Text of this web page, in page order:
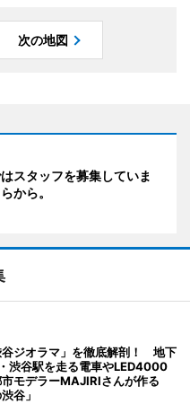
次の地図
スタッフを募集していま
から。
谷ジオラマ」を徹底解剖！ 地下
渋谷駅を走る電車やLED4000
モデラーMAJIRIさんが作る
谷」